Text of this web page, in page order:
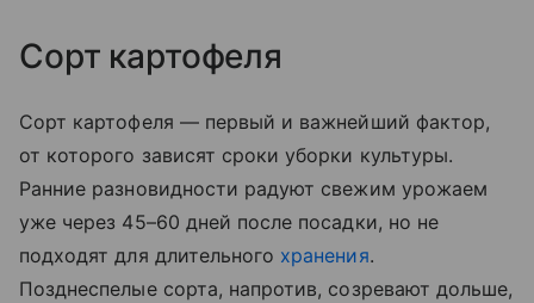
Сорт картофеля
Сорт картофеля — первый и важнейший фактор,
от которого зависят сроки уборки культуры.
Ранние разновидности радуют свежим урожаем
уже через 45–60 дней после посадки, но не
подходят для длительного хранения.
Позднеспелые сорта, напротив, созревают дольше,